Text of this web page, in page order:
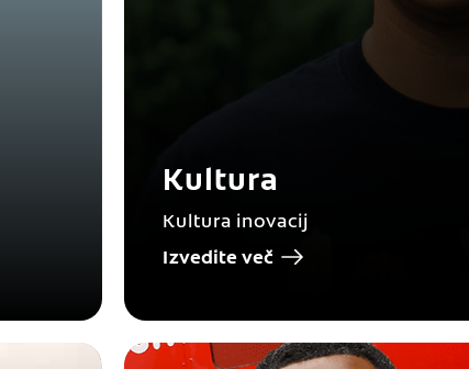
Kultura
Kultura inovacij
Izvedite več